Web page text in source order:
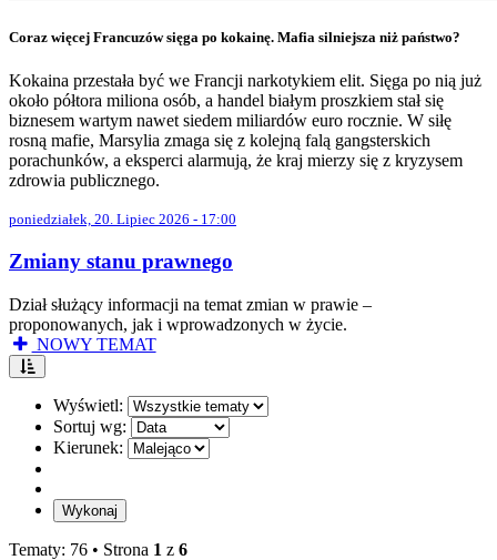
Coraz więcej Francuzów sięga po kokainę. Mafia silniejsza niż państwo?
Kokaina przestała być we Francji narkotykiem elit. Sięga po nią już
około półtora miliona osób, a handel białym proszkiem stał się
biznesem wartym nawet siedem miliardów euro rocznie. W siłę
rosną mafie, Marsylia zmaga się z kolejną falą gangsterskich
porachunków, a eksperci alarmują, że kraj mierzy się z kryzysem
zdrowia publicznego.
poniedziałek, 20. Lipiec 2026 - 17:00
Zmiany stanu prawnego
Dział służący informacji na temat zmian w prawie –
proponowanych, jak i wprowadzonych w życie.
NOWY TEMAT
Wyświetl:
Sortuj wg:
Kierunek:
Tematy: 76 • Strona 1 z 6